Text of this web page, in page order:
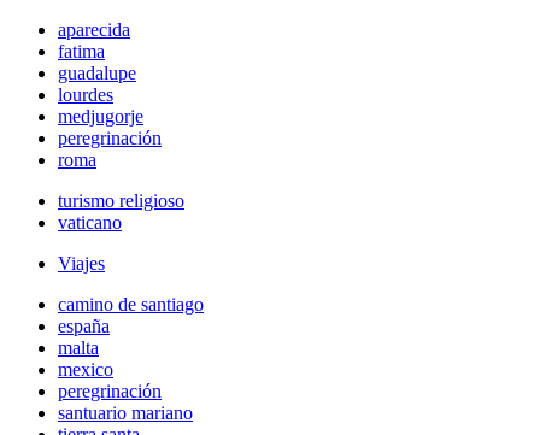
aparecida
fatima
guadalupe
lourdes
medjugorje
peregrinación
roma
turismo religioso
vaticano
Viajes
camino de santiago
españa
malta
mexico
peregrinación
santuario mariano